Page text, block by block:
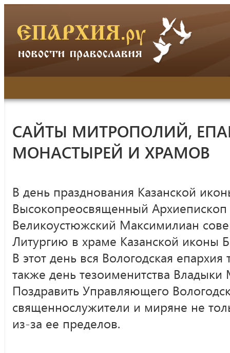
САЙТЫ МИТРОПОЛИЙ,
МОНАСТЫРЕЙ И ХРАМОВ
В день празднования Казанской
Высокопреосвященный Архиепископ
Великоустюжский Максимилиан
Литургию в храме Казанской иконы
В этот день вся Вологодская
также день тезоименитства
Поздравить Управляющего
священнослужители и миряне не
из-за ее пределов.